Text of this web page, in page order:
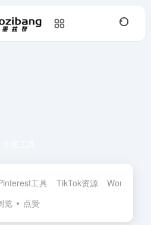
工具 TikTok资源
Wordpress
览 点赞